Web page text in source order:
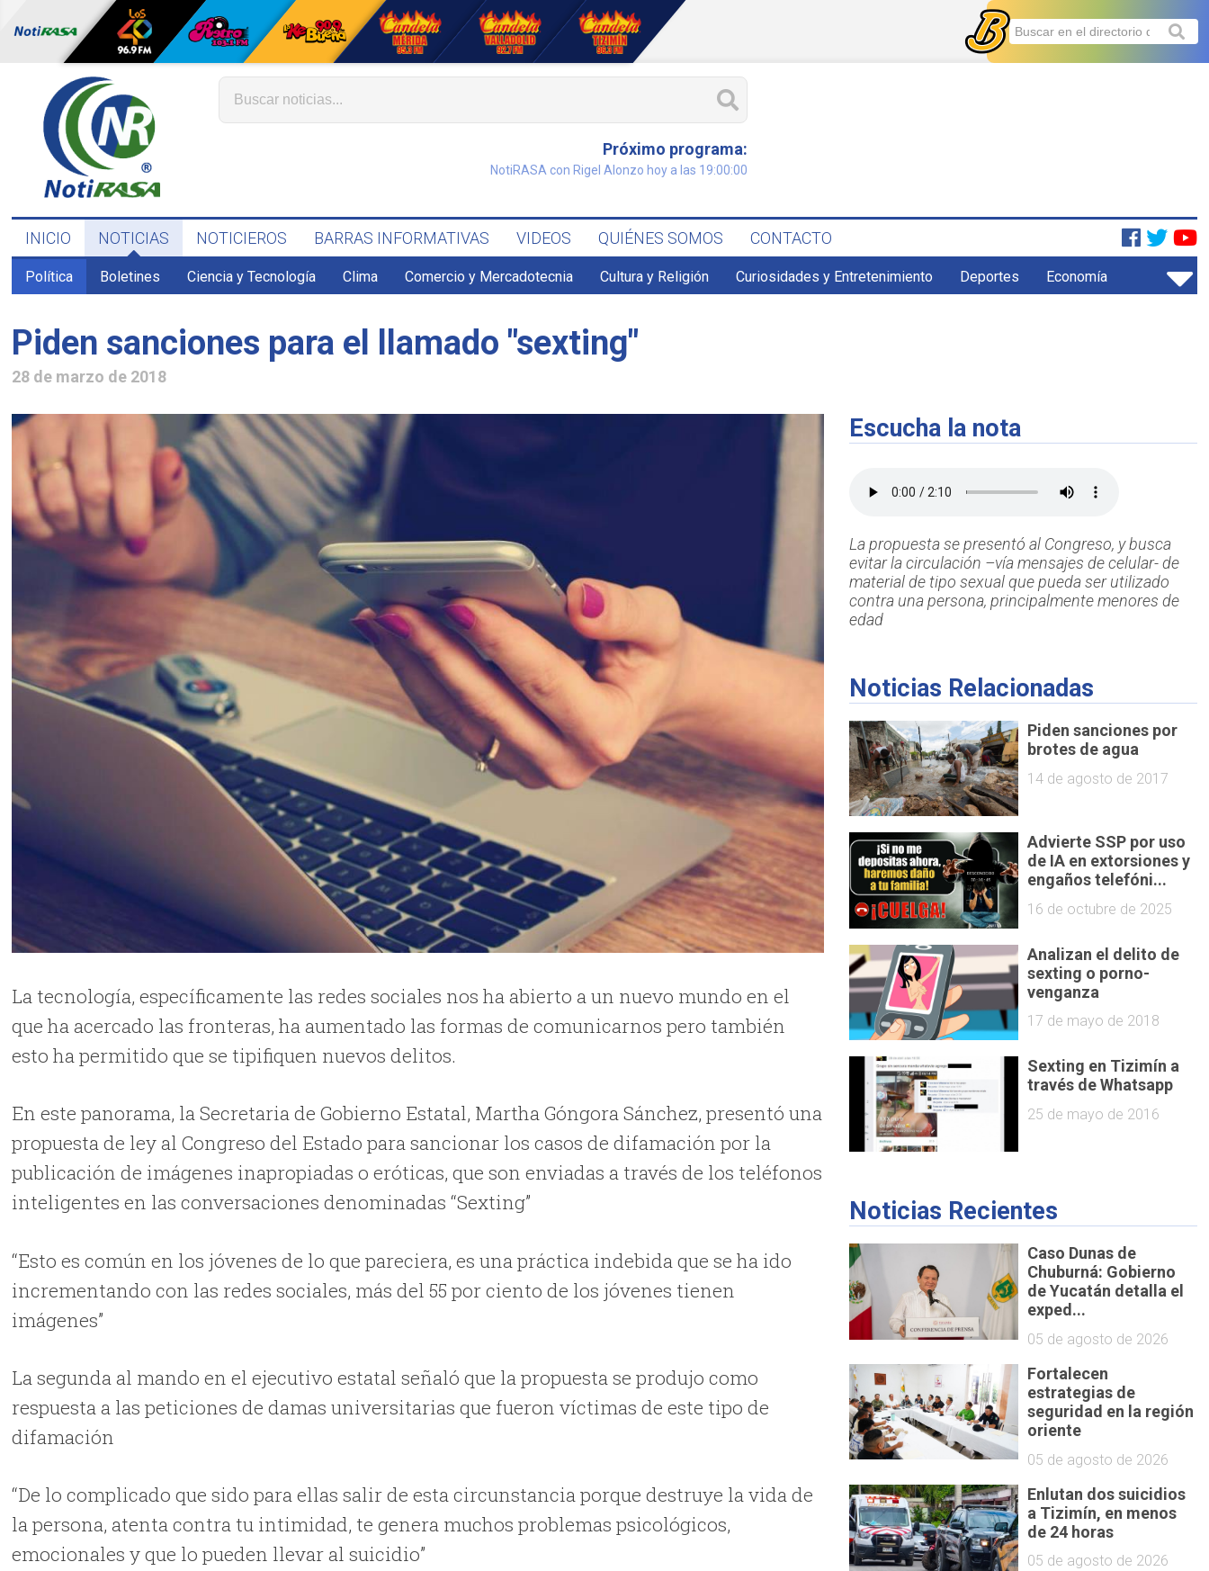
Próximo programa:
NotiRASA con Rigel Alonzo hoy a las 19:00:00
INICIO NOTICIAS NOTICIEROS BARRAS INFORMATIVAS VIDEOS QUIÉNES SOMOS CONTACTO
Política Boletines Ciencia y Tecnología Clima Comercio y Mercadotecnia Cultura y Religión Curiosidades y Entretenimiento Deportes Economía
Piden sanciones para el llamado "sexting"
28 de marzo de 2018
La tecnología, específicamente las redes sociales nos ha abierto a un nuevo mundo en el
que ha acercado las fronteras, ha aumentado las formas de comunicarnos pero también
esto ha permitido que se tipifiquen nuevos delitos.
En este panorama, la Secretaria de Gobierno Estatal, Martha Góngora Sánchez, presentó una
propuesta de ley al Congreso del Estado para sancionar los casos de difamación por la
publicación de imágenes inapropiadas o eróticas, que son enviadas a través de los teléfonos
inteligentes en las conversaciones denominadas “Sexting”
“Esto es común en los jóvenes de lo que pareciera, es una práctica indebida que se ha ido
incrementando con las redes sociales, más del 55 por ciento de los jóvenes tienen
imágenes”
La segunda al mando en el ejecutivo estatal señaló que la propuesta se produjo como
respuesta a las peticiones de damas universitarias que fueron víctimas de este tipo de
difamación
“De lo complicado que sido para ellas salir de esta circunstancia porque destruye la vida de
la persona, atenta contra tu intimidad, te genera muchos problemas psicológicos,
emocionales y que lo pueden llevar al suicidio”
Escucha la nota
La propuesta se presentó al Congreso, y busca
evitar la circulación –vía mensajes de celular- de
material de tipo sexual que pueda ser utilizado
contra una persona, principalmente menores de
edad
Noticias Relacionadas
Piden sanciones por
brotes de agua
14 de agosto de 2017
Advierte SSP por uso
de IA en extorsiones y
engaños telefóni...
16 de octubre de 2025
Analizan el delito de
sexting o porno-
venganza
17 de mayo de 2018
Sexting en Tizimín a
través de Whatsapp
25 de mayo de 2016
Noticias Recientes
Caso Dunas de
Chuburná: Gobierno
de Yucatán detalla el
exped...
05 de agosto de 2026
Fortalecen
estrategias de
seguridad en la región
oriente
05 de agosto de 2026
Enlutan dos suicidios
a Tizimín, en menos
de 24 horas
05 de agosto de 2026